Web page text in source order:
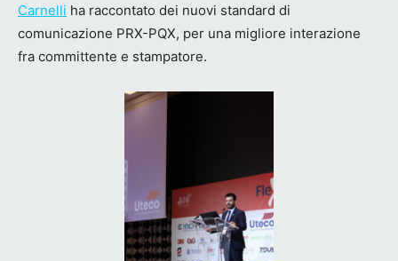
Carnelli ha raccontato dei nuovi standard di
comunicazione PRX-PQX, per una migliore interazione
fra committente e stampatore.